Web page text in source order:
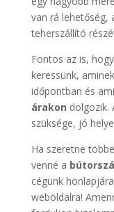
van rá lehetőség,
teherszállító
Fontos az is,
keressünk,
időpontban és
árakon dolgozik.
szüksége, jó
Ha szeretne
venné a
cégünk
weboldalra!